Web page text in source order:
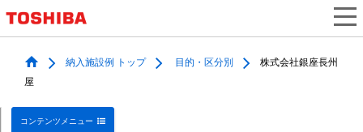
納入施設例 トップ 目的・区分別
株式会社銀座長州
屋
コンテンツメニュー